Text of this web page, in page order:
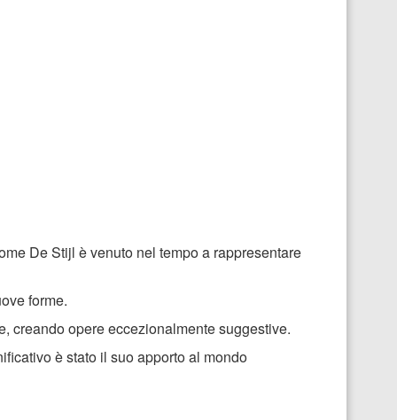
De Stijl è venuto nel tempo a rappresentare
forme.
creando opere eccezionalmente suggestive.
è stato il suo apporto al mondo